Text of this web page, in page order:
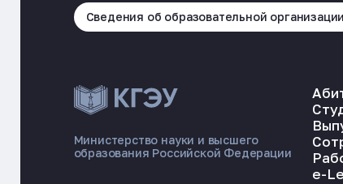
Сведения об образовательной организации
Министерство науки и высшего
образования Российской Федерации
e-